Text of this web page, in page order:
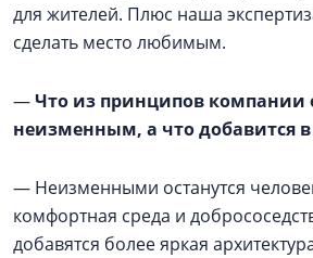
для жителей. Плюс наша
сделать место любимым.
—Что из принципов компании
неизменным, а что добавится
— Неизменными останутся
комфортная среда и
добавятся более яркая